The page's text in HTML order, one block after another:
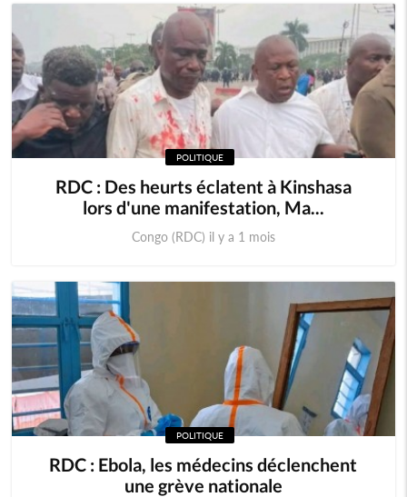
POLITIQUE
RDC : Des heurts éclatent à Kinshasa
lors d'une manifestation, Ma...
Congo (RDC) il y a 1 mois
POLITIQUE
RDC : Ebola, les médecins déclenchent
une grève nationale